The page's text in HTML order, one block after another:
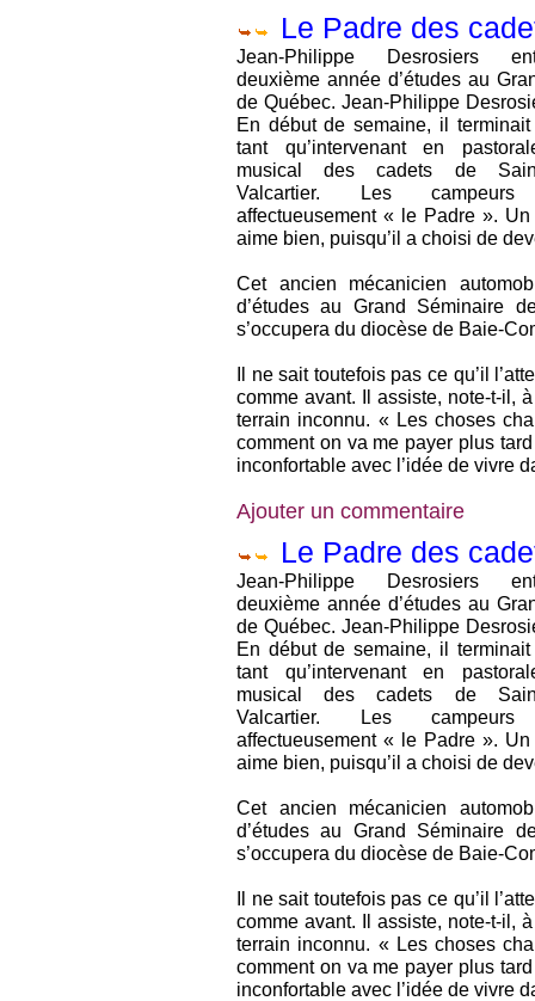
Le Padre des
Jean-Philippe Desrosiers
deuxième année d’études au
de Québec. Jean-Philippe
En début de semaine, il
tant qu’intervenant en
musical des cadets de
Valcartier. Les campeurs
affectueusement « le Padre ». Un
aime bien, puisqu’il a choisi de
Cet ancien mécanicien
d’études au Grand Séminaire
s’occupera du diocèse de Baie-
Il ne sait toutefois pas ce qu’il
comme avant. Il assiste, note-t-il,
terrain inconnu. « Les choses
comment on va me payer plus
inconfortable avec l’idée de vivre
Ajouter un commentaire
Le Padre des
Jean-Philippe Desrosiers
deuxième année d’études au
de Québec. Jean-Philippe
En début de semaine, il
tant qu’intervenant en
musical des cadets de
Valcartier. Les campeurs
affectueusement « le Padre ». Un
aime bien, puisqu’il a choisi de
Cet ancien mécanicien
d’études au Grand Séminaire
s’occupera du diocèse de Baie-
Il ne sait toutefois pas ce qu’il
comme avant. Il assiste, note-t-il,
terrain inconnu. « Les choses
comment on va me payer plus
inconfortable avec l’idée de vivre